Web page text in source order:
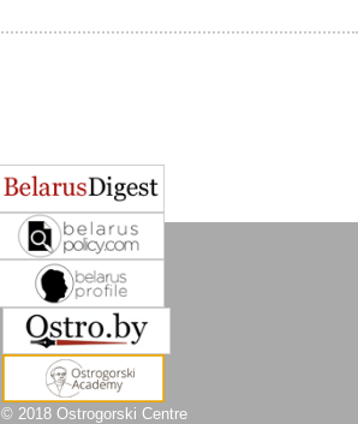
© 2018 Ostrogorski Centre